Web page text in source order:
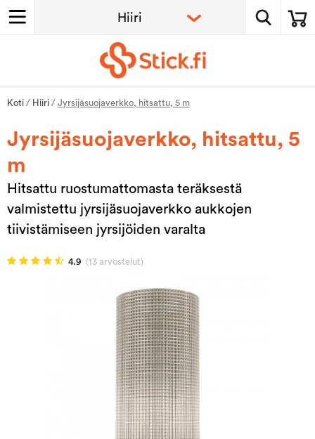
Koti / Hiiri / Jyrsijäsuojaverkko, hitsattu, 5 m
Jyrsijäsuojaverkko, hitsattu, 5
m
Hitsattu ruostumattomasta teräksestä
valmistettu jyrsijäsuojaverkko aukkojen
tiivistämiseen jyrsijöiden varalta
4.9 (13 arvostelut)